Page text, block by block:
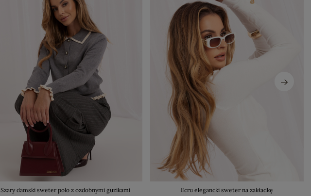
Szary damski sweter polo z ozdobnymi guzikami Ecru elegancki sweter na zakładkę